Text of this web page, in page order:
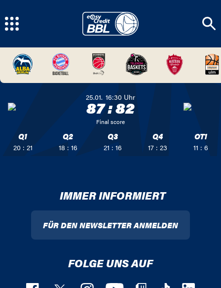
25.01. 16:30 Uhr
87:82
Final score
Q1
20 : 21
Q2
18 : 16
Q3
21 : 16
Q4
17 : 23
OT1
11 : 6
IMMER INFORMIERT
FÜR DEN NEWSLETTER ANMELDEN
FOLGE UNS AUF